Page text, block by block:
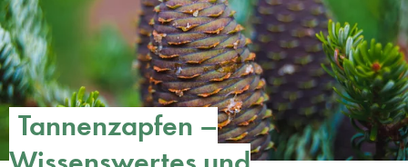
Tannenzapfen –